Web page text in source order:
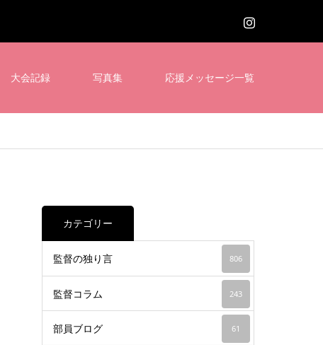
大会記録 写真集 応援メッセージ一覧
カテゴリー
監督の独り言 806
監督コラム 243
部員ブログ 61